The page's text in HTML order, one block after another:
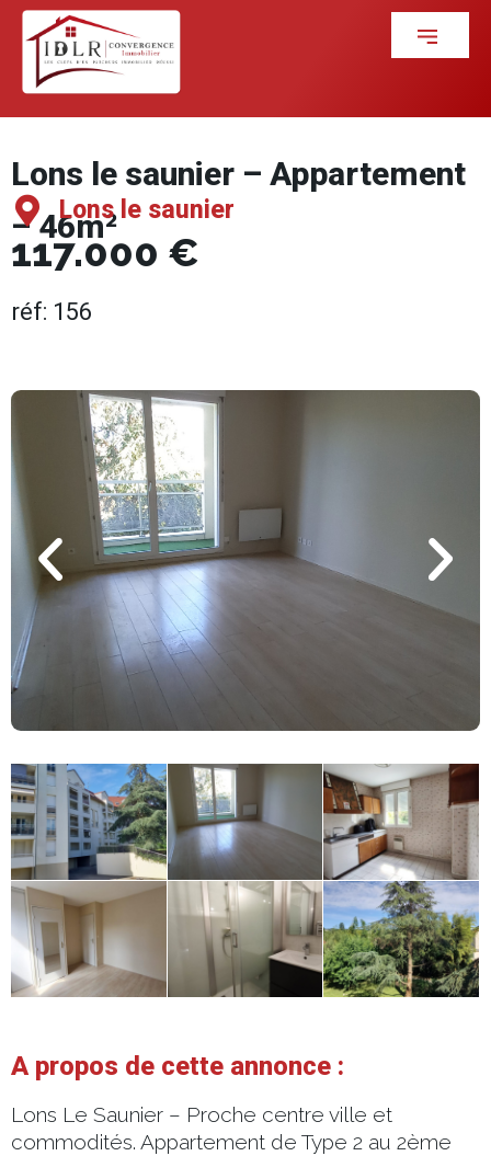
Lons le saunier – Appartement
– 46m²
Lons le saunier
réf: 156
117.000 €
A propos de cette annonce :
Lons Le Saunier – Proche centre ville et
commodités. Appartement de Type 2 au 2ème